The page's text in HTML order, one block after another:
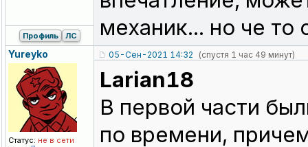
механик... но че
Профиль ЛС
Yureyko
Статус: не в сети
05-Сен-2021 14:32 (спустя 1 час 49 минут)
Larian18
В первой части
по времени,